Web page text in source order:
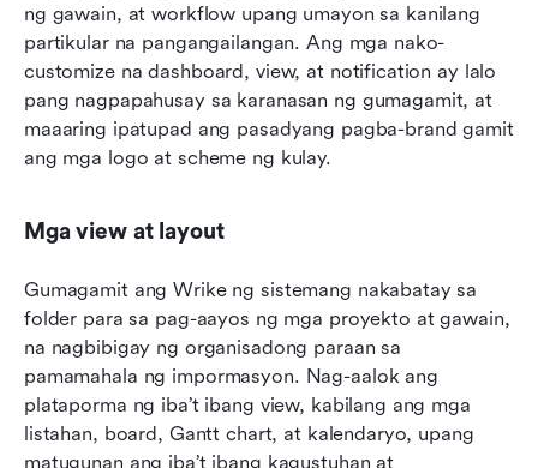
ng gawain, at workflow upang umayon sa kanilang
partikular na pangangailangan. Ang mga nako-
customize na dashboard, view, at notification ay lalo
pang nagpapahusay sa karanasan ng gumagamit, at
maaaring ipatupad ang pasadyang pagba-brand gamit
ang mga logo at scheme ng kulay.
Mga view at layout
Gumagamit ang Wrike ng sistemang nakabatay sa
folder para sa pag-aayos ng mga proyekto at gawain,
na nagbibigay ng organisadong paraan sa
pamamahala ng impormasyon. Nag-aalok ang
plataporma ng iba’t ibang view, kabilang ang mga
listahan, board, Gantt chart, at kalendaryo, upang
matugunan ang iba’t ibang kagustuhan at